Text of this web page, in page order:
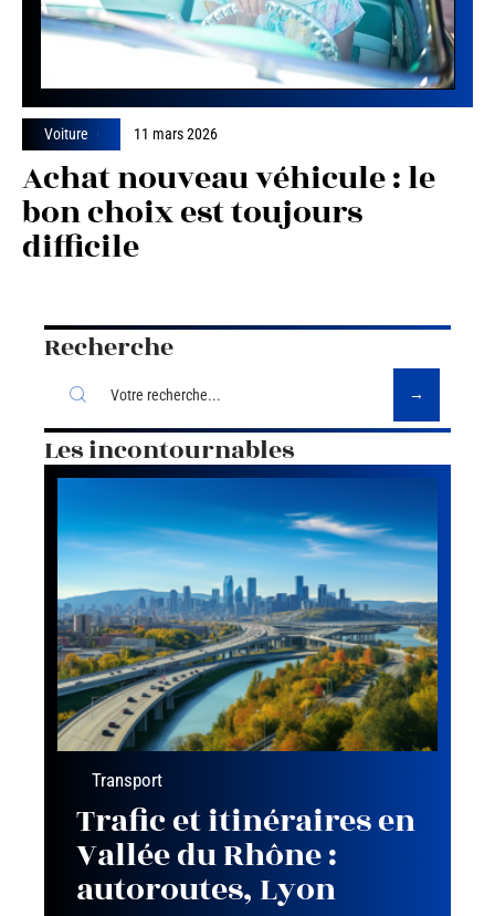
Voiture 11 mars 2026
Achat nouveau véhicule : le
bon choix est toujours
difficile
Recherche
Les incontournables
Transport
Trafic et itinéraires en
Vallée du Rhône :
autoroutes, Lyon